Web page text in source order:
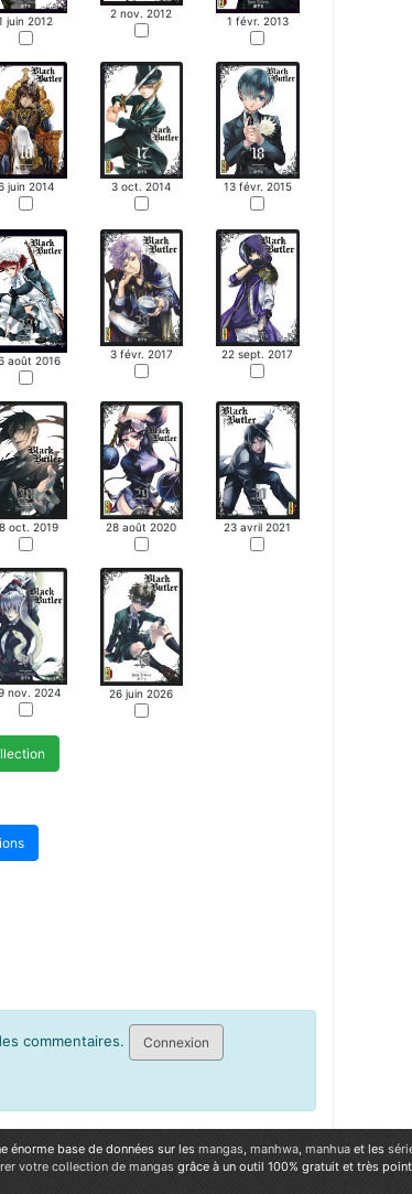
juin 2012
2 nov. 2012
1 févr. 2013
juin 2014 3 oct. 2014 13 févr. 2015
août 2016 3 févr. 2017 22 sept. 2017
oct. 2019 28 août 2020 23 avril 2021
nov. 2024 26 juin 2026
commentaires. Connexion
énorme base de données sur les mangas manhwa, manhua et les
votre collection de mangas grâce à un outil 100% gratuit et très